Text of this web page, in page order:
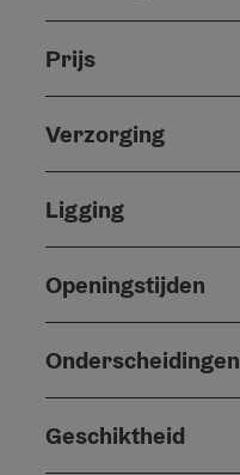
Prijs
Verzorging
Ligging
Openingstijden
Onderscheidingen
Geschiktheid